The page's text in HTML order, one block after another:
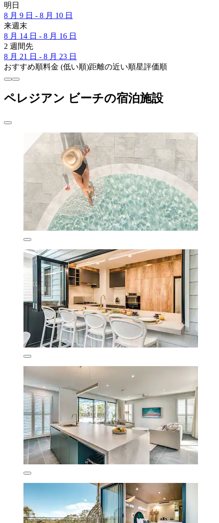
明日
8 月 9 日 - 8 月 10 日
来週末
8 月 14 日 - 8 月 16 日
2 週間先
8 月 21 日 - 8 月 23 日
おすすめ順料金 (低い順)距離の近い順星評価順
ペレジアン ビーチの宿泊施設